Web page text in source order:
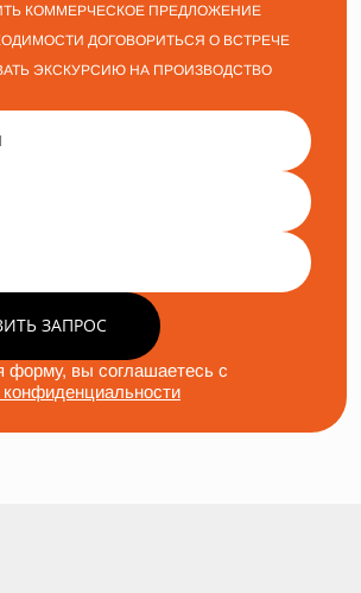
КОММЕРЧЕСКОЕ ПРЕДЛОЖЕНИЕ
ДОГОВОРИТЬСЯ О ВСТРЕЧЕ
ЭКСКУРСИЮ НА ПРОИЗВОДСТВО
ЗАПРОС
форму, вы соглашаетесь с
конфиденциальности